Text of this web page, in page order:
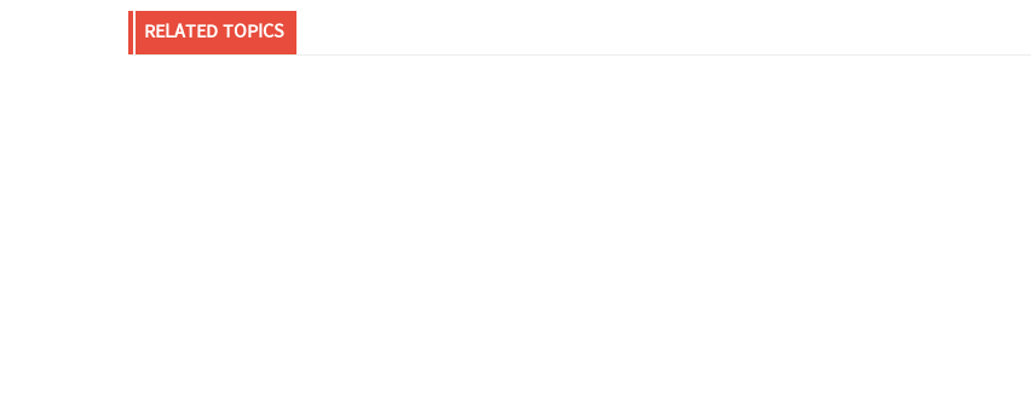
RELATED TOPICS